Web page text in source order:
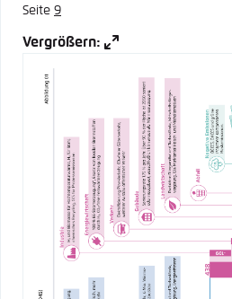
Seite 9
Vergrößern: